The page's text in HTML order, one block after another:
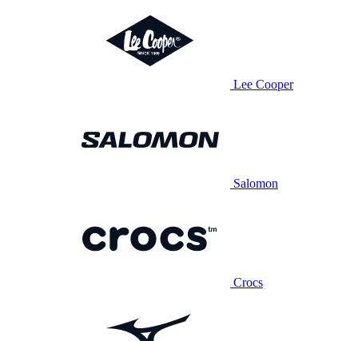
Lee Cooper
Salomon
Crocs